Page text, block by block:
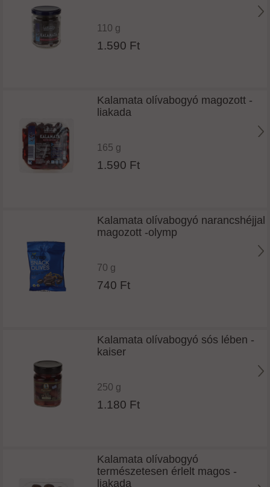
110 g
1.590 Ft
Kalamata olívabogyó magozott -
liakada
165 g
1.590 Ft
Kalamata olívabogyó narancshéjjal
magozott -olymp
70 g
740 Ft
Kalamata olívabogyó sós lében -
kaiser
250 g
1.180 Ft
Kalamata olívabogyó
természetesen érlelt magos -
liakada